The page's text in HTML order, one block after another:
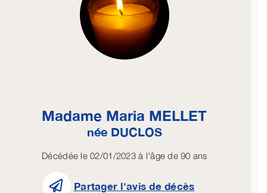
Madame Maria MELLET
née DUCLOS
Décédée le 02/01/2023 à l'âge de 90 ans
Partager l'avis de décès